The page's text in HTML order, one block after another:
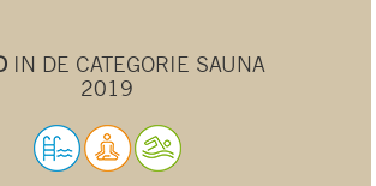
IN DE CATEGORIE SAUNA
2019